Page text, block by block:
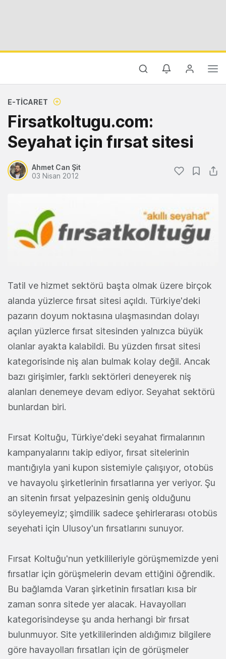
E-TICARET
Firsatkoltugu.com:
Seyahat için fırsat sitesi
Ahmet Can Şit
03 Nisan 2012
Tatil ve hizmet sektörü başta olmak üzere birçok
alanda yüzlerce fırsat sitesi açıldı. Türkiye'deki
pazarın doyum noktasına ulaşmasından dolayı
açılan yüzlerce fırsat sitesinden yalnızca büyük
olanlar ayakta kalabildi. Bu yüzden fırsat sitesi
kategorisinde niş alan bulmak kolay değil. Ancak
bazı girişimler, farklı sektörleri deneyerek niş
alanları denemeye devam ediyor. Seyahat sektörü
bunlardan biri.
Fırsat Koltuğu, Türkiye'deki seyahat firmalarının
kampanyalarını takip ediyor, fırsat sitelerinin
mantığıyla yani kupon sistemiyle çalışıyor, otobüs
ve havayolu şirketlerinin fırsatlarına yer veriyor. Şu
an sitenin fırsat yelpazesinin geniş olduğunu
söyleyemeyiz; şimdilik sadece şehirlerarası otobüs
seyehati için Ulusoy'un fırsatlarını sunuyor.
Fırsat Koltuğu'nun yetkilileriyle görüşmemizde yeni
fırsatlar için görüşmelerin devam ettiğini öğrendik.
Bu bağlamda Varan şirketinin fırsatları kısa bir
zaman sonra sitede yer alacak. Havayolları
kategorisindeyse şu anda herhangi bir fırsat
bulunmuyor. Site yetkililerinden aldığımız bilgilere
göre havayolları fırsatları için de görüşmeler